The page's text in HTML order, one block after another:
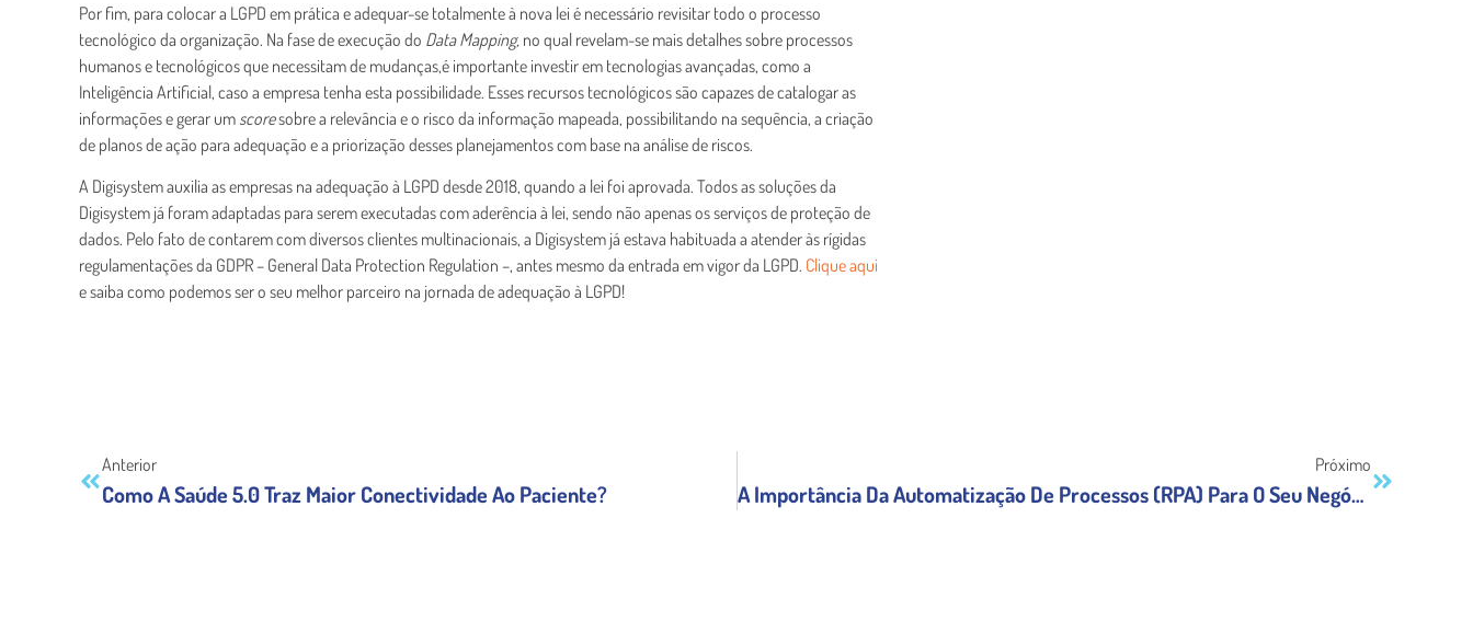
Por fim, para colocar a LGPD em prática e adequar-se totalmente à nova lei é necessário revisitar todo o processo
tecnológico da organização. Na fase de execução do Data Mapping, no qual revelam-se mais detalhes sobre processos
humanos e tecnológicos que necessitam de mudanças,é importante investir em tecnologias avançadas, como a
Inteligência Artificial, caso a empresa tenha esta possibilidade. Esses recursos tecnológicos são capazes de catalogar as
informações e gerar um scoresobre a relevância e o risco da informação mapeada, possibilitando na sequência, a criação
de planos de ação para adequação e a priorização desses planejamentos com base na análise de riscos.
A Digisystem auxilia as empresas na adequação à LGPD desde 2018, quando a lei foi aprovada. Todos as soluções da
Digisystem já foram adaptadas para serem executadas com aderência à lei, sendo não apenas os serviços de proteção de
dados. Pelo fato de contarem com diversos clientes multinacionais, a Digisystem já estava habituada a atender às rígidas
regulamentações da GDPR – General Data Protection Regulation –, antes mesmo da entrada em vigor da LGPD. Clique aqui
e saiba como podemos ser o seu melhor parceiro na jornada de adequação à LGPD!
Anterior
Como A Saúde 5.0 Traz Maior Conectividade Ao Paciente?
Próximo
A Importância Da Automatização De Processos (RPA) Para O Seu Negócio